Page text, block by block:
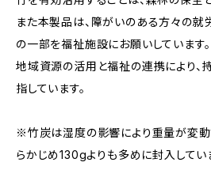
また本製品は、障がいのある方々の就
の一部を福祉施設にお願いしています。
地域資源の活用と福祉の連携により、
指しています。
※竹炭は湿度の影響により重量が変動
らかじめ130gよりも多めに封入してい